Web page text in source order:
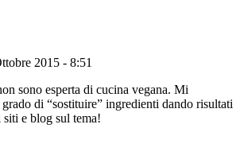
2015 - 8:51
sono esperta di cucina vegana. Mi
di “sostituire” ingredienti dando risultati
e blog sul tema!